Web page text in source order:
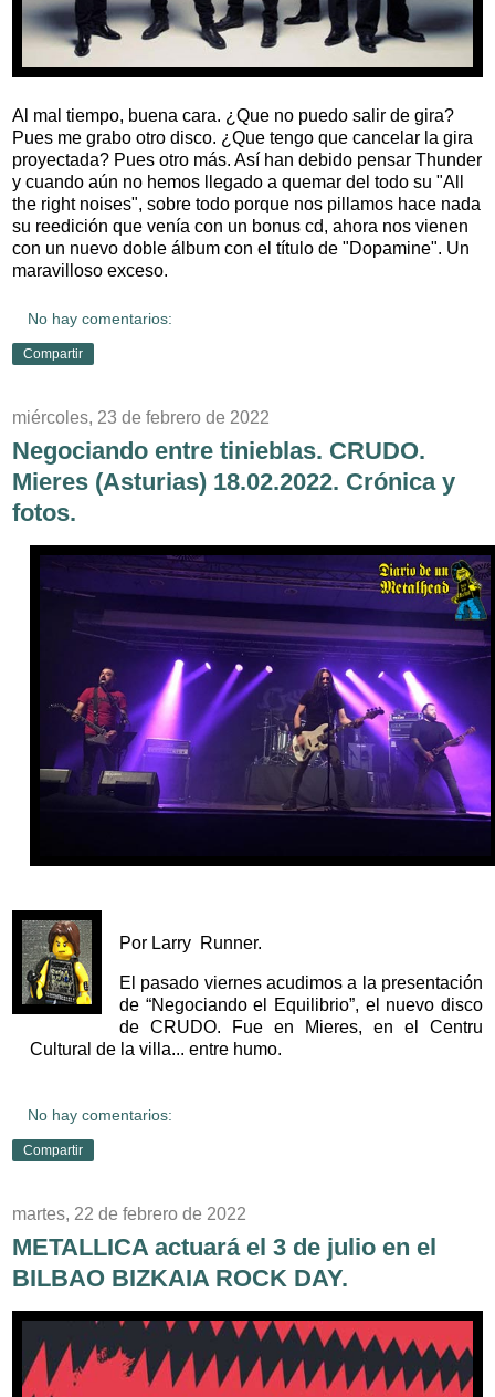
Al mal tiempo, buena cara. ¿Que no puedo salir de gira?
Pues me grabo otro disco. ¿Que tengo que cancelar la gira
proyectada? Pues otro más. Así han debido pensar Thunder
y cuando aún no hemos llegado a quemar del todo su "All
the right noises", sobre todo porque nos pillamos hace nada
su reedición que venía con un bonus cd, ahora nos vienen
con un nuevo doble álbum con el título de "Dopamine". Un
maravilloso exceso.
No hay comentarios:
Compartir
miércoles, 23 de febrero de 2022
Negociando entre tinieblas. CRUDO.
Mieres (Asturias) 18.02.2022. Crónica y
fotos.
Por Larry Runner.
El pasado viernes acudimos a la presentación
de “Negociando el Equilibrio”, el nuevo disco
de CRUDO. Fue en Mieres, en el Centru
Cultural de la villa... entre humo.
No hay comentarios:
Compartir
martes, 22 de febrero de 2022
METALLICA actuará el 3 de julio en el
BILBAO BIZKAIA ROCK DAY.